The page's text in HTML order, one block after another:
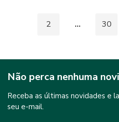
Paginação
2 … 30
Não perca nenhuma
Receba as últimas novidades e
seu e-mail.